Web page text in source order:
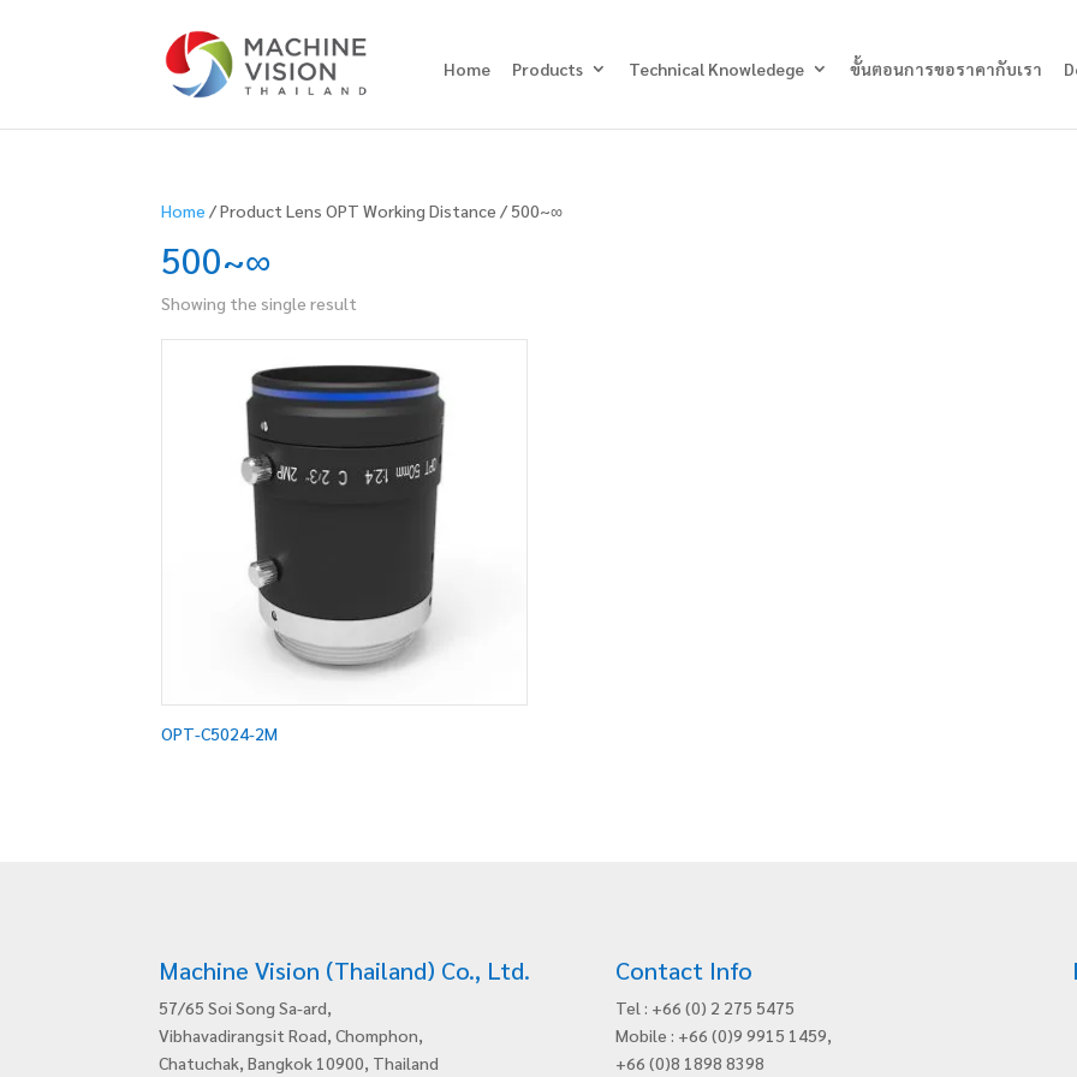
Home Products Technical Knowledege ขั้นตอนการขอราคากับเรา
Home / Product Lens OPT Working Distance / 500~∞
500~∞
Showing the single result
OPT-C5024-2M
Machine Vision (Thailand) Co., Ltd.
57/65 Soi Song Sa-ard,
Vibhavadirangsit Road, Chomphon,
Chatuchak, Bangkok 10900, Thailand
Contact Info
Tel : +66 (0) 2 275 5475
Mobile : +66 (0)9 9915 1459,
+66 (0)8 1898 8398